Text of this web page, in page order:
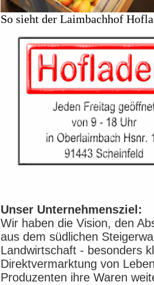
So sieht der Laimbachhof
Unser Unternehmensziel:
Wir haben die Vision, den
aus dem südlichen
Landwirtschaft - besonders
Direktvermarktung von
Produzenten ihre Waren